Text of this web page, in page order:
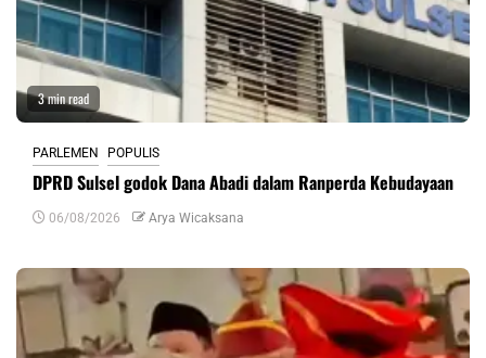
3 min read
PARLEMEN POPULIS
DPRD Sulsel godok Dana Abadi dalam Ranperda Kebudayaan
06/08/2026 Arya Wicaksana